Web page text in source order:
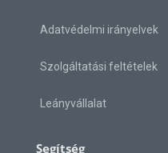
Adatvédelmi irányelvek
Szolgáltatási feltételek
Leányvállalat
Segítség